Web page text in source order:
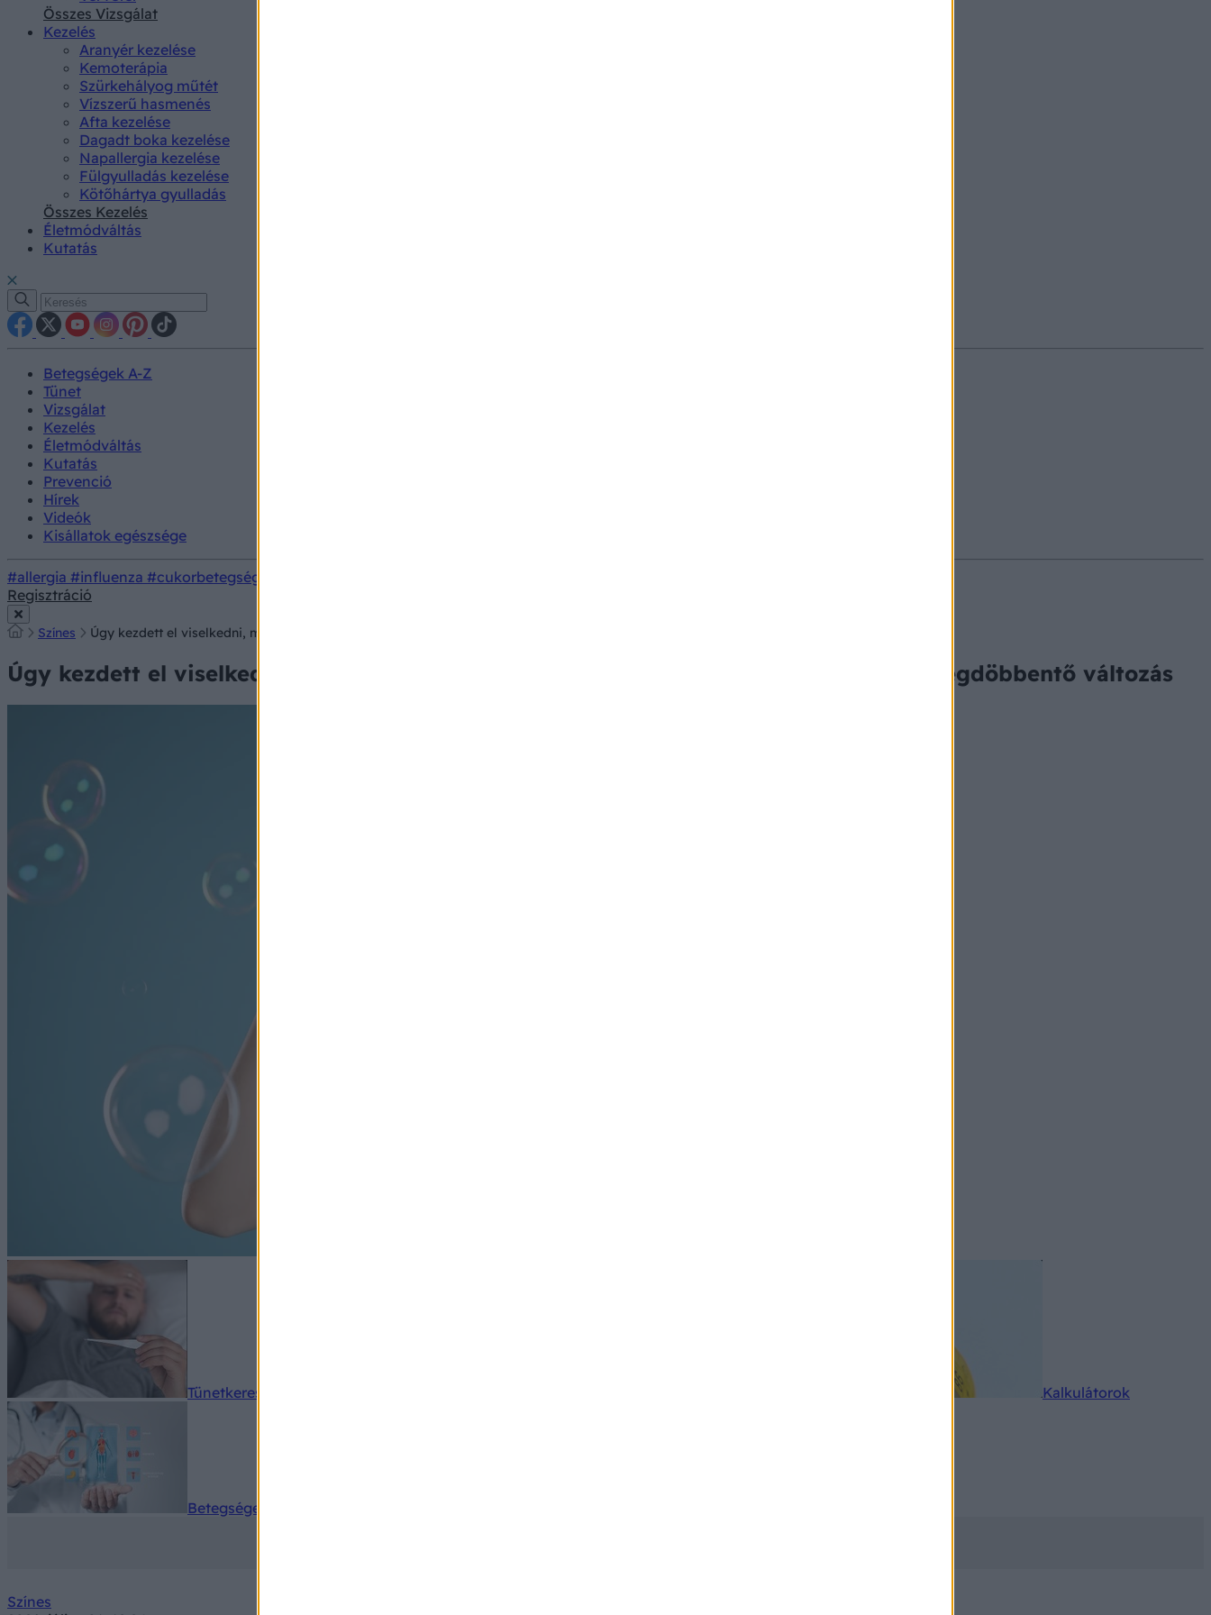
Összes Vizsgálat
Kezelés
Aranyér kezelése
Kemoterápia
Szürkehályog műtét
Vízszerű hasmenés
Afta kezelése
Dagadt boka kezelése
Napallergia kezelése
Fülgyulladás kezelése
Kötőhártya gyulladás
Összes Kezelés
Életmódváltás
Kutatás
Betegségek A-Z
Tünet
Vizsgálat
Kezelés
Életmódváltás
Kutatás
Prevenció
Hírek
Videók
Kisállatok egészsége
#allergia #influenza #cukorbetegség
Regisztráció
Színes Úgy kezdett el viselkedni, mint egy 4 éves – egy ritka agybetegség első jele volt a megdöbbentő változás
Úgy kezdett el viselkedni, mint egy 4 éves – egy ritka agybetegség első jele volt a megdöbbentő változás
Tünetkereső Kalkulátorok
Betegségek A-Z
Színes